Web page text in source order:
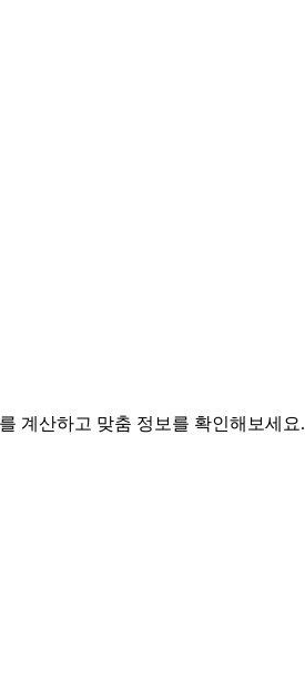
계산하고 맞춤 정보를 확인해보세요.